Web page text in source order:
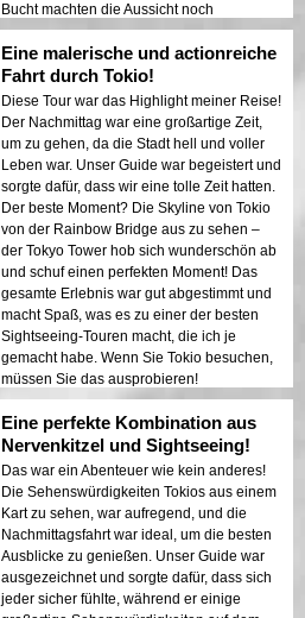
Bucht machten die Aussicht noch
magischer. Das gesamte Erlebnis war
nahtlos und unvergesslich. Sehr
empfehlenswert!
Eine malerische und actionreiche
Fahrt durch Tokio!
Diese Tour war das Highlight meiner Reise!
Der Nachmittag war eine großartige Zeit,
um zu gehen, da die Stadt hell und voller
Leben war. Unser Guide war begeistert und
sorgte dafür, dass wir eine tolle Zeit hatten.
Der beste Moment? Die Skyline von Tokio
von der Rainbow Bridge aus zu sehen –
der Tokyo Tower hob sich wunderschön ab
und schuf einen perfekten Moment! Das
gesamte Erlebnis war gut abgestimmt und
macht Spaß, was es zu einer der besten
Sightseeing-Touren macht, die ich je
gemacht habe. Wenn Sie Tokio besuchen,
müssen Sie das ausprobieren!
Eine perfekte Kombination aus
Nervenkitzel und Sightseeing!
Das war ein Abenteuer wie kein anderes!
Die Sehenswürdigkeiten Tokios aus einem
Kart zu sehen, war aufregend, und die
Nachmittagsfahrt war ideal, um die besten
Ausblicke zu genießen. Unser Guide war
ausgezeichnet und sorgte dafür, dass sich
jeder sicher fühlte, während er einige